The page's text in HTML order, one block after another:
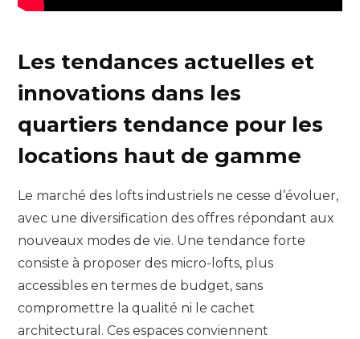
Les tendances actuelles et
innovations dans les
quartiers tendance pour les
locations haut de gamme
Le marché des lofts industriels ne cesse d’évoluer,
avec une diversification des offres répondant aux
nouveaux modes de vie. Une tendance forte
consiste à proposer des micro-lofts, plus
accessibles en termes de budget, sans
compromettre la qualité ni le cachet
architectural. Ces espaces conviennent